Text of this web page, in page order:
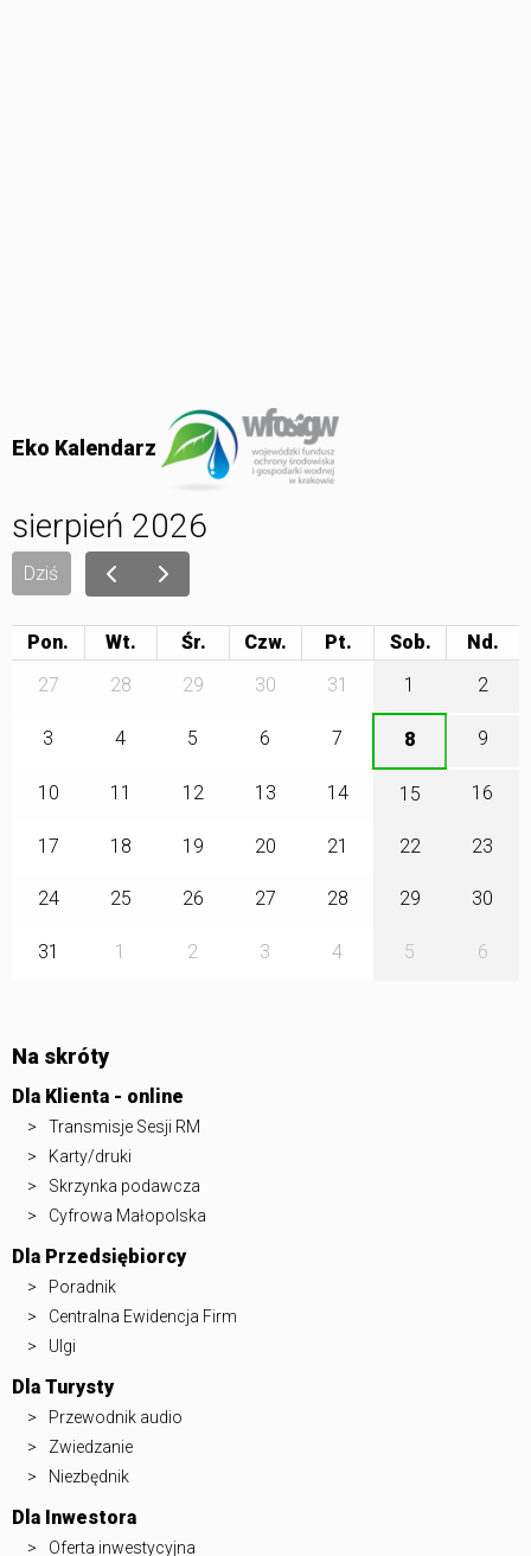
Eko Kalendarz
sierpień 2026
Dziś
Pon. Wt. Śr. Czw. Pt.
Sob.
27
28 29 30 31 1 2
3 4 5 6 7 8 9
10 11 12 13 14 15 16
17 18 19 20 21 22 23
24 25 26 27 28 29 30
31 1 2 3 4 5 6
Na skróty
Dla Klienta - online
Transmisje Sesji RM
Karty/druki
Skrzynka podawcza
Cyfrowa Małopolska
Dla Przedsiębiorcy
Poradnik
Centralna Ewidencja Firm
Ulgi
Dla Turysty
Przewodnik audio
Zwiedzanie
Niezbędnik
Dla Inwestora
Oferta inwestycyjna